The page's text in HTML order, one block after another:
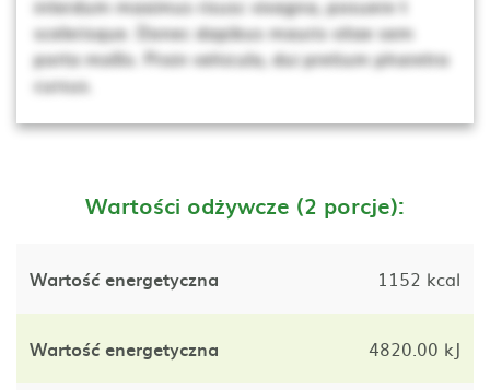
interdum maximus risusc vivagna, posuere t
scelerisque. Donec dapibus mauris vitae sem
porta mollis. Proin vehicula, dui pretium pharetra
cursus.
Wartości odżywcze (2 porcje):
Wartość energetyczna 1152 kcal
Wartość energetyczna 4820.00 kJ